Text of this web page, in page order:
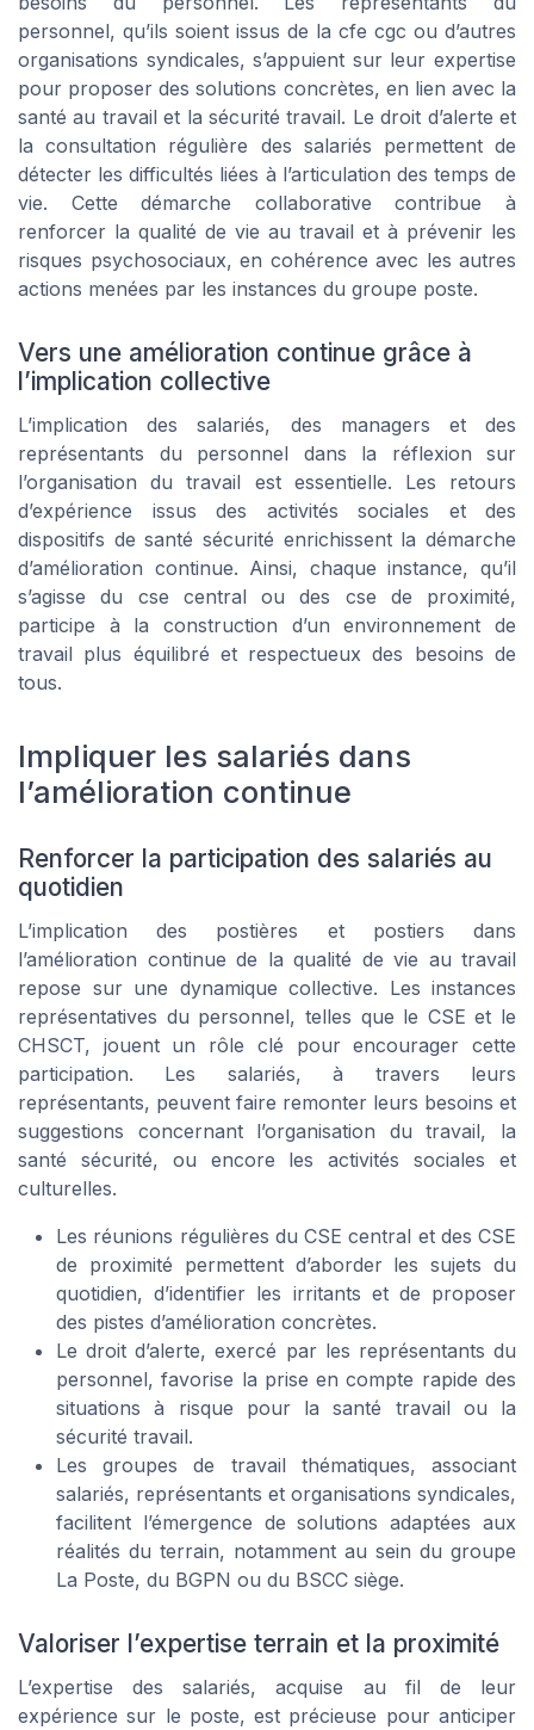
personnel, qu’ils soient issus de la cfe cgc ou d’autres
organisations syndicales, s’appuient sur leur expertise
pour proposer des solutions concrètes, en lien avec la
santé au travail et la sécurité travail. Le droit d’alerte et
la consultation régulière des salariés permettent de
détecter les difficultés liées à l’articulation des temps de
vie. Cette démarche collaborative contribue à
renforcer la qualité de vie au travail et à prévenir les
risques psychosociaux, en cohérence avec les autres
actions menées par les instances du groupe poste.
Vers une amélioration continue grâce à
l’implication collective
L’implication des salariés, des managers et des
représentants du personnel dans la réflexion sur
l’organisation du travail est essentielle. Les retours
d’expérience issus des activités sociales et des
dispositifs de santé sécurité enrichissent la démarche
d’amélioration continue. Ainsi, chaque instance, qu’il
s’agisse du cse central ou des cse de proximité,
participe à la construction d’un environnement de
travail plus équilibré et respectueux des besoins de
tous.
Impliquer les salariés dans
l’amélioration continue
Renforcer la participation des salariés au
quotidien
L’implication des postières et postiers dans
l’amélioration continue de la qualité de vie au travail
repose sur une dynamique collective. Les instances
représentatives du personnel, telles que le CSE et le
CHSCT, jouent un rôle clé pour encourager cette
participation. Les salariés, à travers leurs
représentants, peuvent faire remonter leurs besoins et
suggestions concernant l’organisation du travail, la
santé sécurité, ou encore les activités sociales et
culturelles.
Les réunions régulières du CSE central et des CSE
de proximité permettent d’aborder les sujets du
quotidien, d’identifier les irritants et de proposer
des pistes d’amélioration concrètes.
Le droit d’alerte, exercé par les représentants du
personnel, favorise la prise en compte rapide des
situations à risque pour la santé travail ou la
sécurité travail.
Les groupes de travail thématiques, associant
salariés, représentants et organisations syndicales,
facilitent l’émergence de solutions adaptées aux
réalités du terrain, notamment au sein du groupe
La Poste, du BGPN ou du BSCC siège.
Valoriser l’expertise terrain et la proximité
L’expertise des salariés, acquise au fil de leur
expérience sur le poste, est précieuse pour anticiper